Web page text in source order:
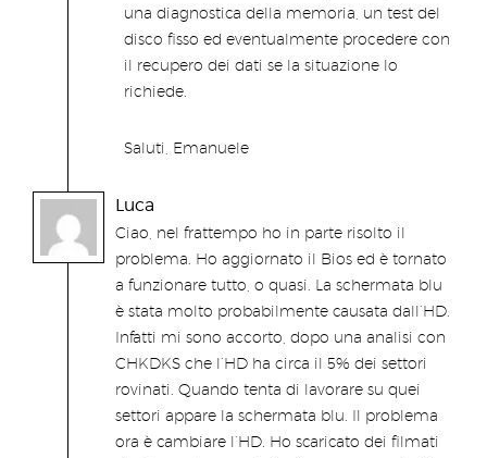
una diagnostica della memoria, un test del
disco fisso ed eventualmente procedere con
il recupero dei dati se la situazione lo
richiede.
Saluti, Emanuele
Luca
Ciao, nel frattempo ho in parte risolto il
problema. Ho aggiornato il Bios ed è tornato
a funzionare tutto, o quasi. La schermata blu
è stata molto probabilmente causata dall’HD.
Infatti mi sono accorto, dopo una analisi con
CHKDKS che l’HD ha circa il 5% dei settori
rovinati. Quando tenta di lavorare su quei
settori appare la schermata blu. Il problema
ora è cambiare l’HD. Ho scaricato dei filmati